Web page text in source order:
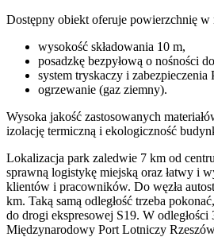
Dostępny obiekt oferuje powierzchnię w
wysokość składowania 10 m,
posadzkę bezpyłową o nośności
system tryskaczy i zabezpieczenia
ogrzewanie (gaz ziemny).
Wysoka jakość zastosowanych
izolację termiczną i ekologiczność
Lokalizacja park zaledwie 7 km od
sprawną logistykę miejską oraz łatwy i
klientów i pracowników. Do węzła
km. Taką samą odległość trzeba
do drogi ekspresowej S19. W odległości
Międzynarodowy Port Lotniczy